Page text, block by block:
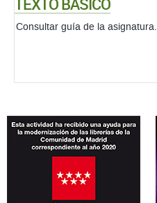
Consultar guía de la asignatura.